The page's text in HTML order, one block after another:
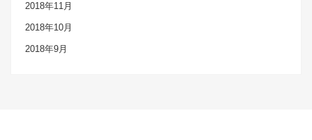
2018年11月
2018年10月
2018年9月